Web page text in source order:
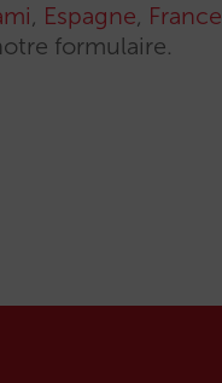
, Espagne, France
formulaire.